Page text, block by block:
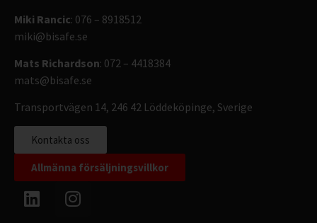
Miki Rancic: 076 – 8918512
miki@bisafe.se
Mats Richardson: 072 – 4418384
mats@bisafe.se
Transportvägen 14, 246 42 Löddeköpinge, Sverige
Kontakta oss
Allmänna försäljningsvillkor